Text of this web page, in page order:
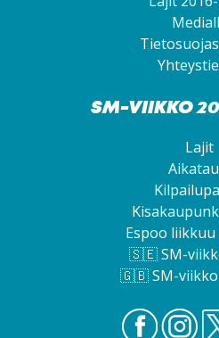
SM-VIIKKO
Lajit
Espoo
🇸🇪SM-
🇬🇧SM-